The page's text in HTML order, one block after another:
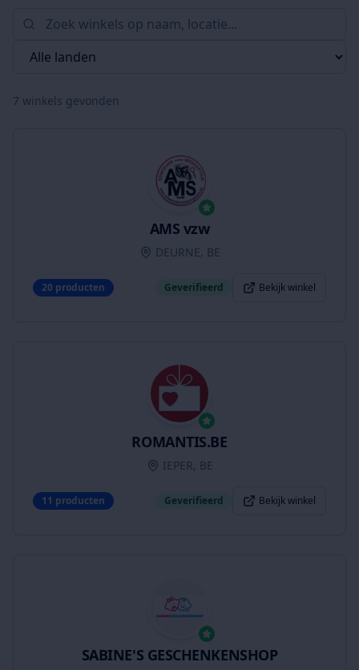
7 winkels gevonden
AMS vzw
DEURNE, BE
20 producten Geverifieerd Bekijk winkel
ROMANTIS.BE
IEPER, BE
11 producten Geverifieerd Bekijk winkel
SABINE'S GESCHENKENSHOP